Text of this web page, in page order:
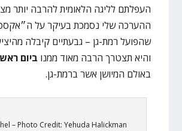
העפלתם לליגה הלאומית להרבה יותר
ההערכה שלי נסמכת בעיקר על
שהפועל רמת-גן – גבעתיים קיבלה
והיא תצטרך הרבה מאוד ממנו ביום ראשון
באולם המיושן אשר ברמת-גן.
– Photo Credit: Yehuda Halickman